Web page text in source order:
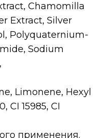
Chamomilla
Extract, Silver
Polyquaternium-
Sodium
Limonene, Hexyl
CI 15985, CI
применения.